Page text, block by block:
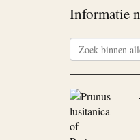
Informatie